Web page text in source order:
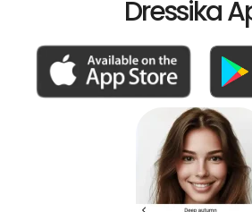
Dressika